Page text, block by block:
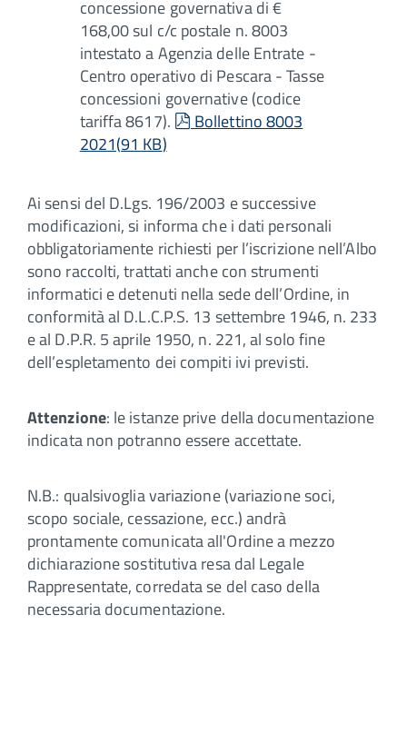
concessione governativa di €
168,00 sul c/c postale n. 8003
intestato a Agenzia delle Entrate -
Centro operativo di Pescara - Tasse
concessioni governative (codice
tariffa 8617).
pdf
Bollettino 8003
2021(91 KB)
Ai sensi del D.Lgs. 196/2003 e successive
modificazioni, si informa che i dati personali
obbligatoriamente richiesti per l’iscrizione nell’Albo
sono raccolti, trattati anche con strumenti
informatici e detenuti nella sede dell’Ordine, in
conformità al D.L.C.P.S. 13 settembre 1946, n. 233
e al D.P.R. 5 aprile 1950, n. 221, al solo fine
dell’espletamento dei compiti ivi previsti.
Attenzione: le istanze prive della documentazione
indicata non potranno essere accettate.
N.B.: qualsivoglia variazione (variazione soci,
scopo sociale, cessazione, ecc.) andrà
prontamente comunicata all'Ordine a mezzo
dichiarazione sostitutiva resa dal Legale
Rappresentate, corredata se del caso della
necessaria documentazione.